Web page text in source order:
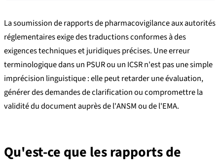
La soumission de rapports de pharmacovigilance aux autorités
réglementaires exige des traductions conformes à des
exigences techniques et juridiques précises. Une erreur
terminologique dans un PSUR ou un ICSR n'est pas une simple
imprécision linguistique : elle peut retarder une évaluation,
générer des demandes de clarification ou compromettre la
validité du document auprès de l'ANSM ou de l'EMA.
Qu'est-ce que les rapports de